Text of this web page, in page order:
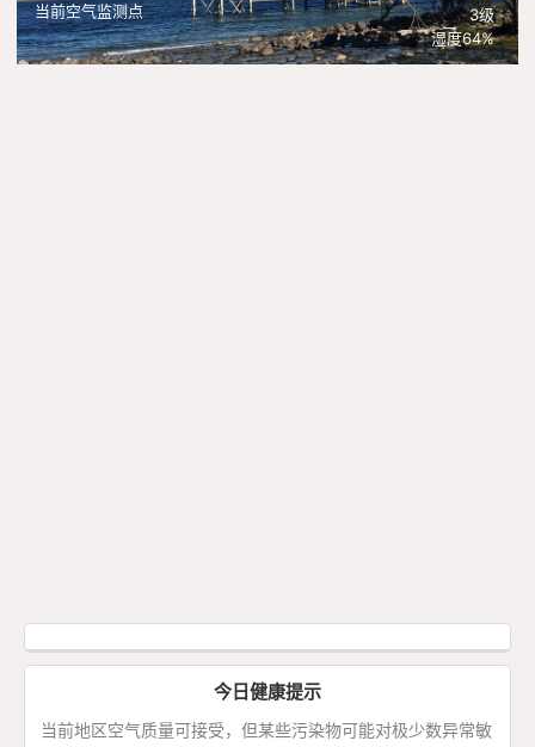
当前空气监测点
3级
湿度64%
今日健康提示
当前地区空气质量可接受，但某些污染物可能对极少数异常敏